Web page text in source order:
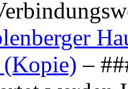
(Kopie) –